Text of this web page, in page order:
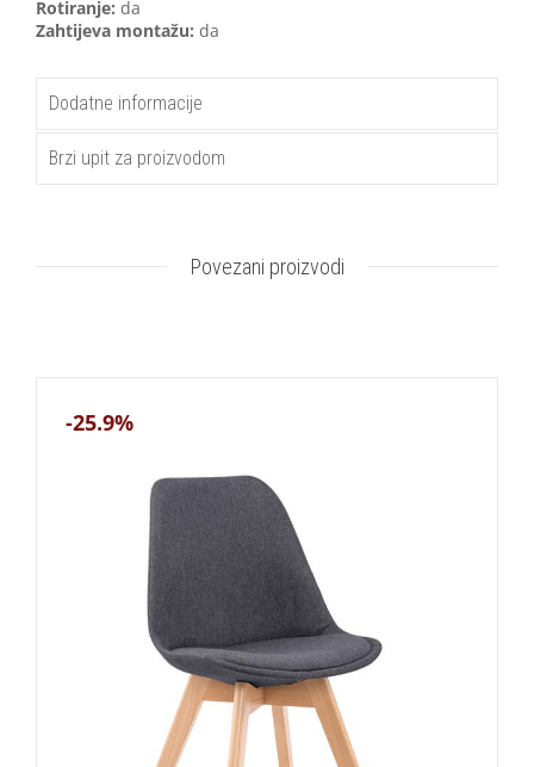
Rotiranje: da
Zahtijeva montažu: da
Dodatne informacije
Brzi upit za proizvodom
Povezani proizvodi
-25.9%